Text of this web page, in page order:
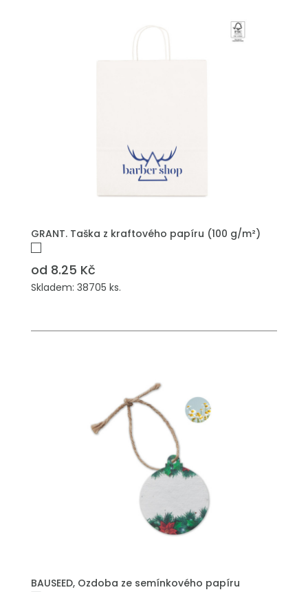
GRANT. Taška z kraftového papíru (100 g/m²)
od 8.25 Kč
Skladem: 38705 ks.
BAUSEED, Ozdoba ze semínkového papíru